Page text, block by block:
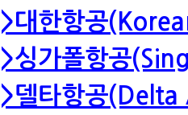
>대한항공
>싱가폴항공
>델타항공